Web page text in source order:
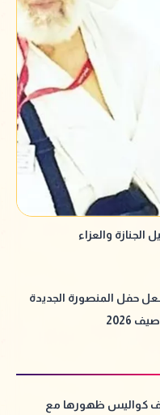
والعزاء
حفل المنصورة الجديدة
2026
كواليس ظهورها مع